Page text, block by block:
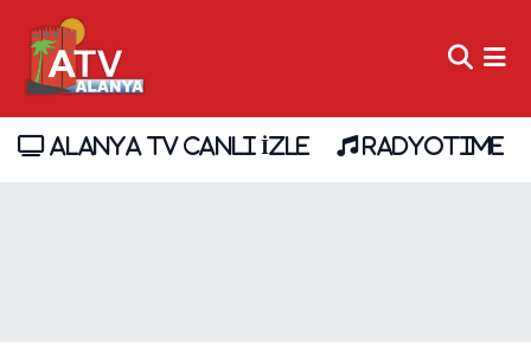
ALANYA TV CANLI İZLE RADYOTIME